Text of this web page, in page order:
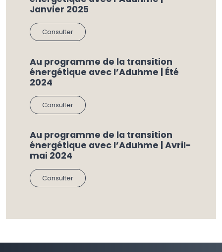
Janvier 2025
Consulter
Au programme de la transition
énergétique avec l’Aduhme | Été
2024
Consulter
Au programme de la transition
énergétique avec l’Aduhme | Avril-
mai 2024
Consulter